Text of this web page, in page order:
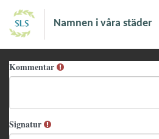
Namnen i våra städer
Kommentar
Signatur